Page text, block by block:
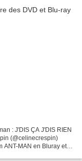
: J'DIS ÇA J'DIS RIEN
(@celinecrespin)
ANT-MAN en Bluray et